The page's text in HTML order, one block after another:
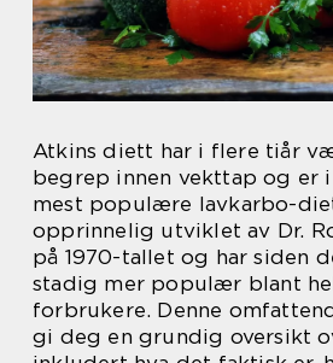
Atkins diett har i flere tiår
begrep innen vekttap og er
mest populære lavkarbo-
opprinnelig utviklet av Dr.
på 1970-tallet og har siden
stadig mer populær blant
forbrukere. Denne
gi deg en grundig oversikt